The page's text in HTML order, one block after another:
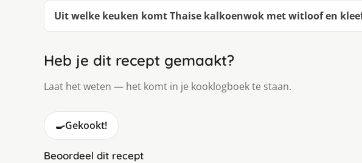
Uit welke keuken komt Thaise kalkoenwok met witloof en
Heb je dit recept gemaakt?
Laat het weten — het komt in je kooklogboek te staan.
🍳Gekookt!
Beoordeel dit recept